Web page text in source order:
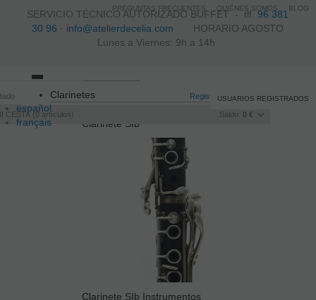
SERVICIO TÉCNICO AUTORIZADO BUFFET -tlf.96 381
30 96 · info@atelierdecelia.com HORARIO AGOSTO
Lunes a Viernes: 9h a 14h
español
français
Registro /Iniciar sesión
CESTA 0 artículos Saldo: 0 €
USUARIOS REGISTRADOS
navigation
Clarinetes
Clarinete SIb
Clarinete SIb Instrumentos
PREGUNTAS FRECUENTES QUIÉNES SOMOS BLOG